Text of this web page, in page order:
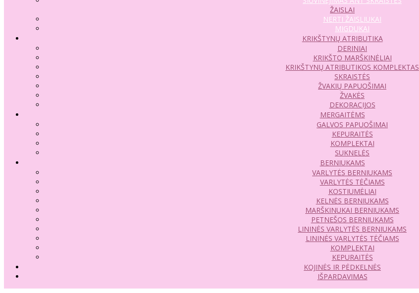
ŽAISLAI
NERTI ŽAISLIUKAI
MIGDUKAI
KRIKŠTYNŲ ATRIBUTIKA
DERINIAI
KRIKŠTO MARŠKINĖLIAI
KRIKŠTYNŲ ATRIBUTIKOS KOMPLEKTAS
SKRAISTĖS
ŽVAKIŲ PAPUOŠIMAI
ŽVAKĖS
DEKORACIJOS
MERGAITĖMS
GALVOS PAPUOŠIMAI
KEPURAITĖS
KOMPLEKTAI
SUKNELĖS
BERNIUKAMS
VARLYTĖS BERNIUKAMS
VARLYTĖS TĖČIAMS
KOSTIUMĖLIAI
KELNĖS BERNIUKAMS
MARŠKINUKAI BERNIUKAMS
PETNEŠOS BERNIUKAMS
LININĖS VARLYTĖS BERNIUKAMS
LININĖS VARLYTĖS TĖČIAMS
KOMPLEKTAI
KEPURAITĖS
KOJINĖS IR PĖDKELNĖS
IŠPARDAVIMAS